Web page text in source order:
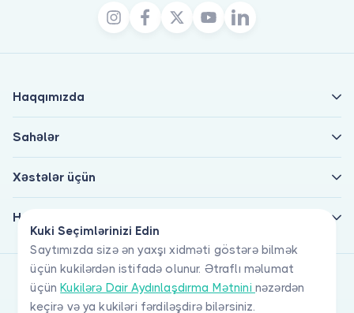
Kuki Seçimlərinizi Edin
Saytımızda sizə ən yaxşı xidməti göstərə bilmək
üçün kukilərdən istifadə olunur. Ətraflı məlumat
üçünKukilərə Dair Aydınlaşdırma Mətnini nəzərdən
keçirə və ya kukiləri fərdiləşdirə bilərsiniz.
Haqqımızda
Sahələr
Xəstələr üçün
Həkimlər üçün